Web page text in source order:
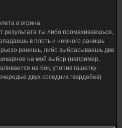
в огрина
результата ты либо промахиваешься,
в плоть и немного ранишь
ранишь, либо выбрасываешь две
на мой выбор (например,
на бок, утопив гашетку
двух соседних гвардейев)